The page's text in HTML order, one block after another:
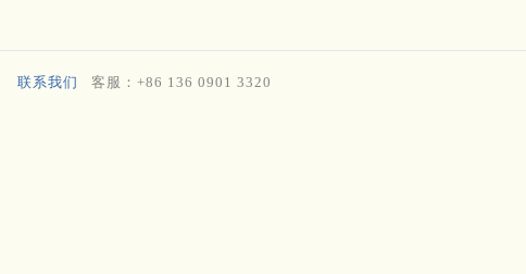
联系我们 客服：+86 136 0901 3320